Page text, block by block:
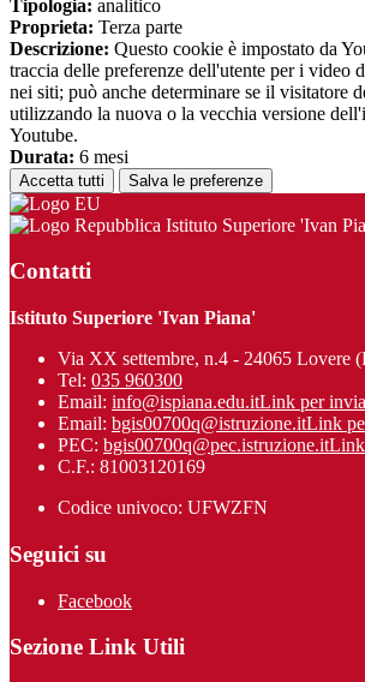
Tipologia: analitico
Proprieta: Terza parte
Descrizione: Questo cookie è impostato da
traccia delle preferenze dell'utente per i video
nei siti; può anche determinare se il visitatore
utilizzando la nuova o la vecchia versione
Youtube.
Durata: 6 mesi
Accetta tutti Salva le preferenze
Istituto Superiore 'Ivan
Contatti
Istituto Superiore 'Ivan Piana'
Via XX settembre, n.4 - 24065 Lovere
Tel: 035 960300
Email: info@ispiana.edu.itLink per
Email: bgis00700q@istruzione.itLink
PEC: bgis00700q@pec.istruzione.itLink
C.F.: 81003120169
Codice univoco: UFWZFN
Seguici su
Facebook
Sezione Link Utili